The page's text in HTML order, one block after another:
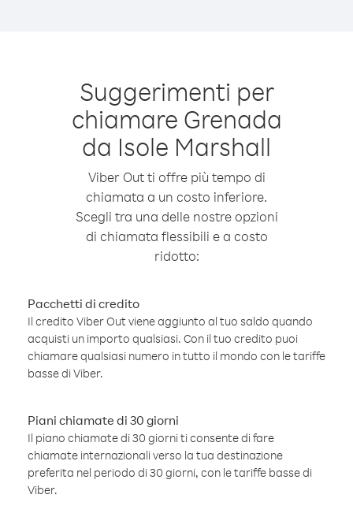
Suggerimenti per
chiamare Grenada
da Isole Marshall
Viber Out ti offre più tempo di
chiamata a un costo inferiore.
Scegli tra una delle nostre opzioni
di chiamata flessibili e a costo
ridotto:
Pacchetti di credito
Il credito Viber Out viene aggiunto al tuo saldo quando
acquisti un importo qualsiasi. Con il tuo credito puoi
chiamare qualsiasi numero in tutto il mondo con le tariffe
basse di Viber.
Piani chiamate di 30 giorni
Il piano chiamate di 30 giorni ti consente di fare
chiamate internazionali verso la tua destinazione
preferita nel periodo di 30 giorni, con le tariffe basse di
Viber.